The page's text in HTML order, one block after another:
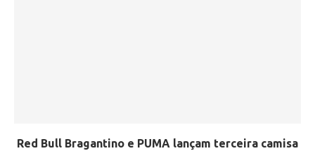
Red Bull Bragantino e PUMA lançam terceira camisa